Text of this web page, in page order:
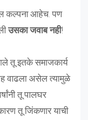
कल्पना आहेच. पण
उसका जवाब नही!
तू इतके समाजकार्य
वाढला असेल त्यामुळे
तू पालघर
तू जिंकणार याची